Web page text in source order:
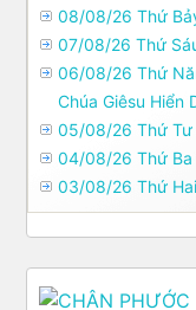
08/08/26 Thứ
07/08/26 Thứ
06/08/26 Thứ
Chúa Giêsu Hiển
05/08/26 Thứ Tư
04/08/26 Thứ Ba
03/08/26 Thứ